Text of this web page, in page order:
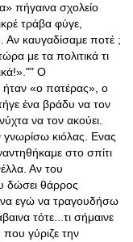
πήγαινα σχολείο
τράβα φύγε,
Αν καυγαδίσαμε ποτέ ;
με τα πολιτικά τι
Ο
ήταν «ο πατέρας», ο
ένα βράδυ να τον
να τον ακούει.
γνωρίσω κιόλας. Ενας
στο σπίτι
Αν του
δώσει θάρρος
εγώ να τραγουδήσω
τότε...τι σήμαινε
γύριζε την